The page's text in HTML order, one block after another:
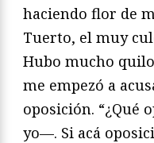
haciendo flor de
Tuerto, el muy
Hubo mucho
me empezó a
oposición. “¿Qué
yo—. Si acá